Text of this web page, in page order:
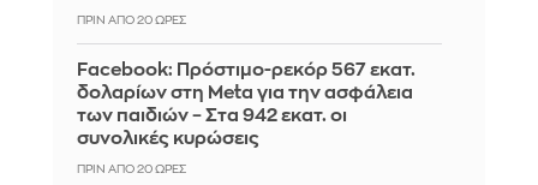
ΠΡΙΝ ΑΠΌ 20 ΏΡΕΣ
Facebook: Πρόστιμο-ρεκόρ 567 εκατ.
δολαρίων στη Meta για την ασφάλεια
των παιδιών – Στα 942 εκατ. οι
συνολικές κυρώσεις
ΠΡΙΝ ΑΠΌ 20 ΏΡΕΣ